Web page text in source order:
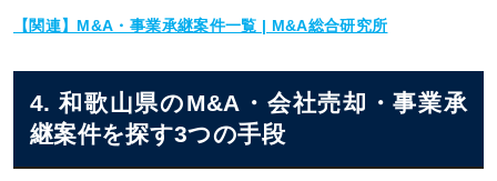
【関連】M&A・事業承継案件一覧 | M&A総合研究所
4. 和歌山県のM&A・会社売却・事業承
継案件を探す3つの手段